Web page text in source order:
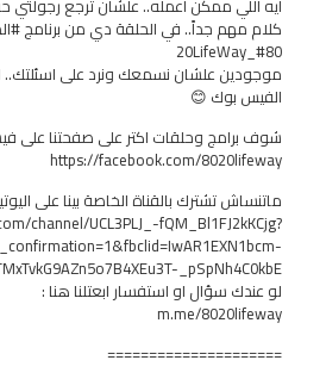
ايه اللي ممكن اعمله.. علشان ترجع رجولتي
كلام مهم جداً.. في الحلقة دي من برنامج
#80_20LifeWay
موجودين علشان نسمعك ونرد على اسئلتك..
الفيس بوك 😊
شوف برامج وحلقات اكتر على صفحتنا على
https://facebook.com/8020lifeway
ماتنساش تشترك بالقناة الخاصة بينا على
channel/UCL3PLJ_-fQM_Bl1FJ2kKCjg?
_pSpNh4C0kbE
لو عندك سؤال او استفسار ابعتلنا هنا :
m.me/8020lifeway
=====================